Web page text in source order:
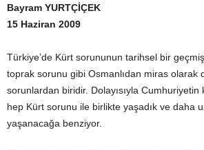
Bayram YURTÇİÇEK
15 Haziran 2009
Türkiye’de Kürt sorununun tarihsel bir
toprak sorunu gibi Osmanlıdan miras olarak
sorunlardan biridir. Dolayısıyla
hep Kürt sorunu ile birlikte yaşadık ve daha
yaşanacağa benziyor.